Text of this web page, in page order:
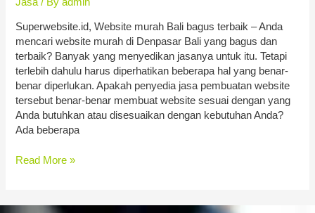
Superwebsite.id, Website murah Bali bagus terbaik – Anda
mencari website murah di Denpasar Bali yang bagus dan
terbaik? Banyak yang menyedikan jasanya untuk itu. Tetapi
terlebih dahulu harus diperhatikan beberapa hal yang benar-
benar diperlukan. Apakah penyedia jasa pembuatan website
tersebut benar-benar membuat website sesuai dengan yang
Anda butuhkan atau disesuaikan dengan kebutuhan Anda?
Ada beberapa
Read More »